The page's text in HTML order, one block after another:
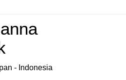
- Indonesia